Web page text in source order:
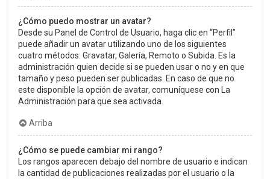
¿Cómo puedo mostrar un avatar?
Desde su Panel de Control de Usuario, haga clic en “Perfil”
puede añadir un avatar utilizando uno de los siguientes
cuatro métodos: Gravatar, Galería, Remoto o Subida. Es la
administración quien decide si se pueden usar o no y en que
tamaño y peso pueden ser publicadas. En caso de que no
este disponible la opción de avatar, comuníquese con La
Administración para que sea activada.
Arriba
¿Cómo se puede cambiar mi rango?
Los rangos aparecen debajo del nombre de usuario e indican
la cantidad de publicaciones realizadas por el usuario o la